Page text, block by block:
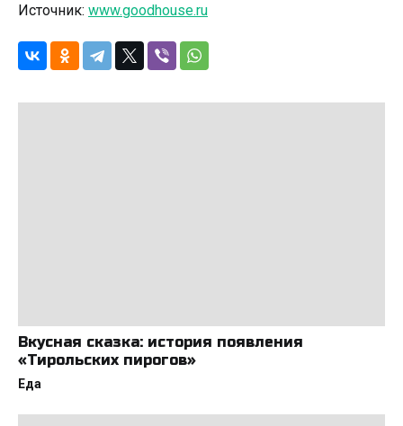
Источник: www.goodhouse.ru
Вкусная сказка: история появления
«Тирольских пирогов»
Еда